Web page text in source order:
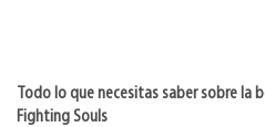
Todo lo que necesitas saber sobre la
Fighting Souls